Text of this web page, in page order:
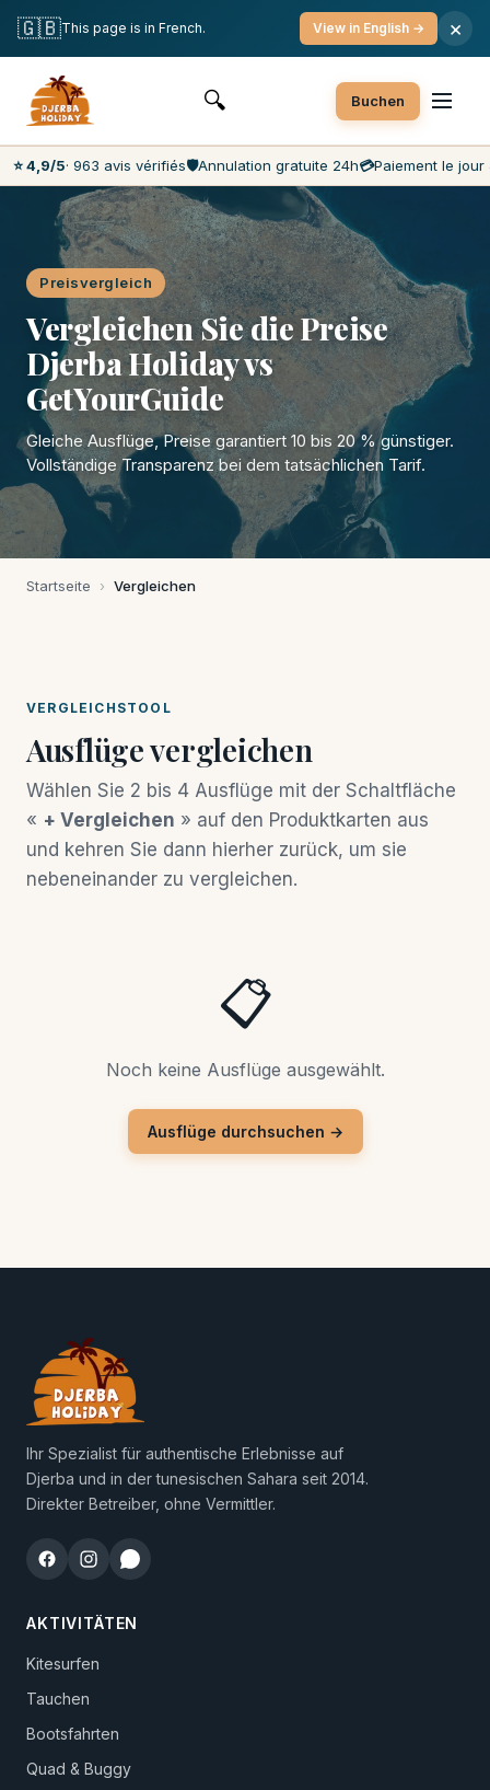
Kostenlose Stornierung
Zahlung am Tag selbst
Die günstigsten Marktpreise
Kundenservice 7 Tage die Woche
🔍 Buchen
⭐ 4,9/5· 963 avis vérifiés🛡️Annulation gratuite 24h💳Paiement le jour
Preisvergleich
Vergleichen Sie die Preise
Djerba Holiday vs
GetYourGuide
Gleiche Ausflüge, Preise garantiert 10 bis 20 % günstiger.
Vollständige Transparenz bei dem tatsächlichen Tarif.
Startseite › Vergleichen
VERGLEICHSTOOL
Ausflüge vergleichen
Wählen Sie 2 bis 4 Ausflüge mit der Schaltfläche
« + Vergleichen » auf den Produktkarten aus
und kehren Sie dann hierher zurück, um sie
nebeneinander zu vergleichen.
📋
Noch keine Ausflüge ausgewählt.
Ausflüge durchsuchen →
Ihr Spezialist für authentische Erlebnisse auf
Djerba und in der tunesischen Sahara seit 2014.
Direkter Betreiber, ohne Vermittler.
AKTIVITÄTEN
Kitesurfen
Tauchen
Bootsfahrten
Quad & Buggy
🇬🇧This page is in French. View in English → ×